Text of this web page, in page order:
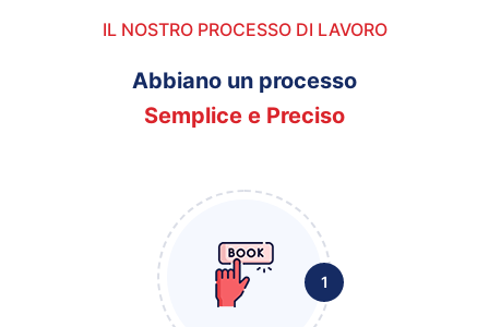
IL NOSTRO PROCESSO DI LAVORO
Abbiano un processo
Semplice e Preciso
1